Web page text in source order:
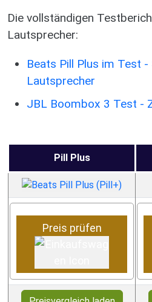
Die vollständigen
Lautsprecher:
Beats Pill Plus im Test
Lautsprecher
JBL Boombox 3 Test -
Pill Plus
Preis prüfen